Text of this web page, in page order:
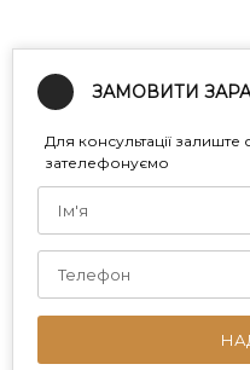
ЗАМОВИТИ
Для консультації залиште
зателефонуємо